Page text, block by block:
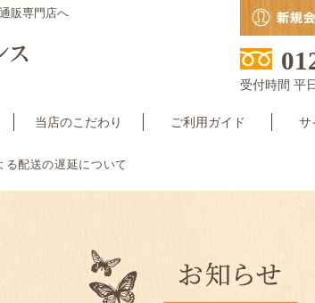
販専門店へ
受付時間 平
当店のこだわり ご利用ガイド サ
る配送の遅延について